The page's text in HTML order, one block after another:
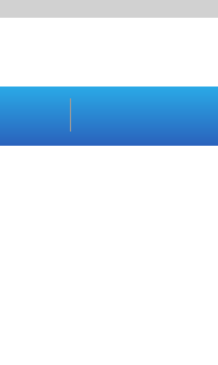
駅の塾講師バイト